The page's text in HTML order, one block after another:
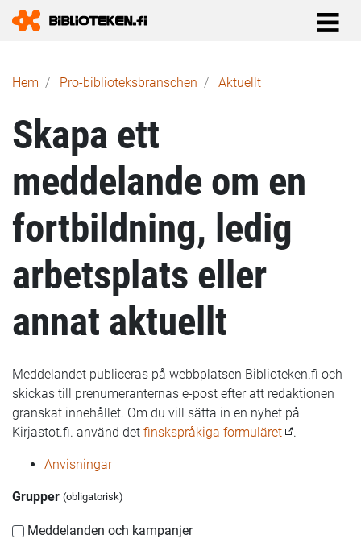
Länkstig
Hem Pro-biblioteks­branschen Aktuellt
Skapa ett
meddelande om en
fortbildning, ledig
arbetsplats eller
annat aktuellt
Meddelandet publiceras på webbplatsen Biblioteken.fi och
skickas till prenumeranternas e-post efter att redaktionen
granskat innehållet. Om du vill sätta in en nyhet på
Kirjastot.fi. använd det finskspråkiga formuläret .
Anvisningar
Grupper
Meddelanden och kampanjer